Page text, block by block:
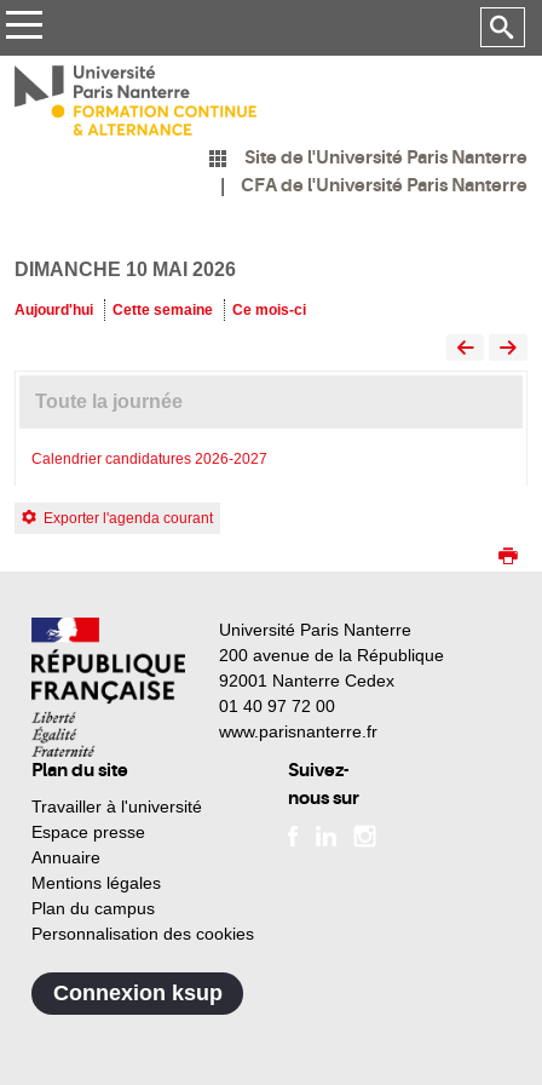
Site de l'Université Paris Nanterre
CFA de l'Université Paris Nanterre
DIMANCHE 10 MAI 2026
Aujourd'hui Cette semaine Ce mois-ci
Toute la journée
Calendrier candidatures 2026-2027
Exporter l'agenda courant
Université Paris Nanterre
200 avenue de la République
92001 Nanterre Cedex
01 40 97 72 00
www.parisnanterre.fr
Plan du site
Travailler à l'université
Espace presse
Annuaire
Mentions légales
Plan du campus
Personnalisation des cookies
Suivez-
nous sur
Connexion ksup